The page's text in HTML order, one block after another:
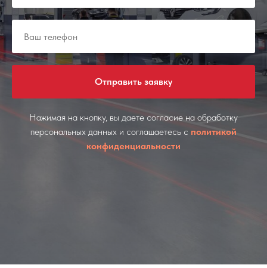
Отправить заявку
Нажимая на кнопку, вы даете согласие на обработку
персональных данных и соглашаетесь c политикой
конфиденциальности